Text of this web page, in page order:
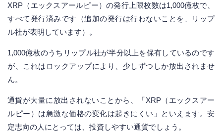
XRP（エックスアールピー）の発行上限枚数は1,000億枚で、
すべて発行済みです（追加の発行は行わないことを、リップ
ル社が表明しています）。
1,000億枚のうちリップル社が半分以上を保有しているのです
が、これはロックアップにより、少しずつしか放出されませ
ん。
通貨が大量に放出されないことから、「XRP（エックスアー
ルピー）は急激な価格の変化は起きにくい」といえます。安
定志向の人にとっては、投資しやすい通貨でしょう。